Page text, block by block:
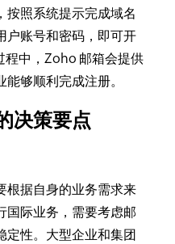
按照系统提示完成域名
户账号和密码，即可开
程中，Zoho 邮箱会提供
够顺利完成注册。
决策要点
根据自身的业务需求来
国际业务，需要考虑邮
定性。大型企业和集团